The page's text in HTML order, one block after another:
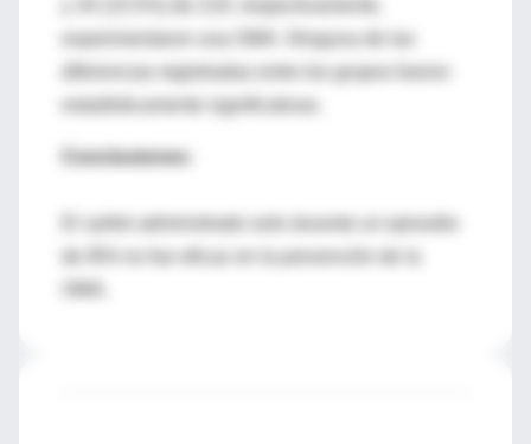
experimentaron una OMA. Ninguna de las
diferencias registradas entre los grupos fueron
estadísticamente significativas.
Conclusiones: